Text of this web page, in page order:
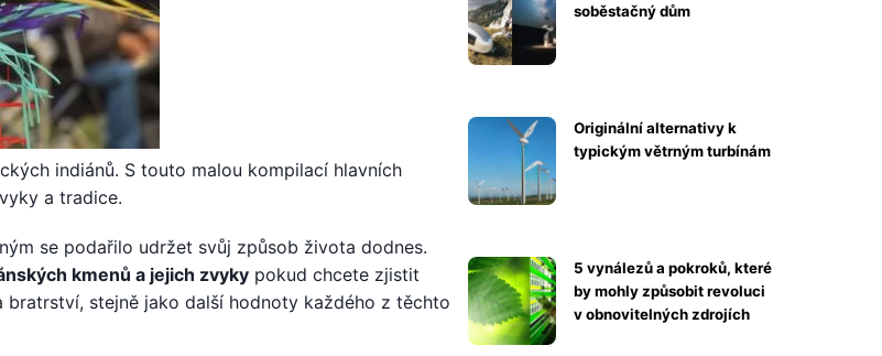
indiánů. S touto malou kompilací hlavních
a tradice.
se podařilo udržet svůj způsob života dodnes.
kmenů a jejich zvyky pokud chcete zjistit
stejně jako další hodnoty každého z těchto
soběstačný dům
Originální alternativy k
typickým větrným turbínám
5 vynálezů a pokroků, které
by mohly způsobit revoluci
v obnovitelných zdrojích